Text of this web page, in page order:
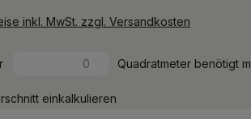
inkl. MwSt. zzgl. Versandkosten
Quadratmeter benötigt
einkalkulieren